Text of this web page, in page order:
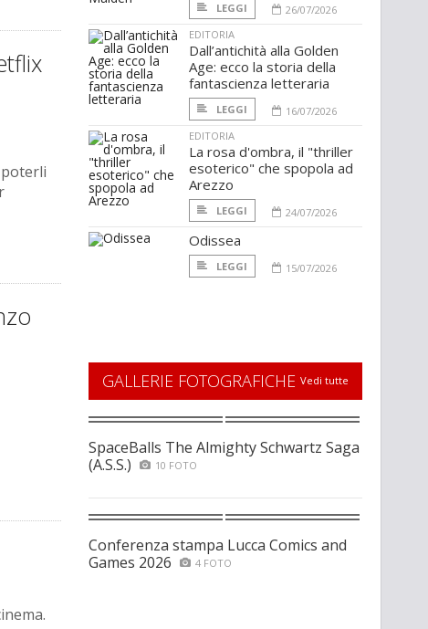
LEGGI
26/07/2026
EDITORIA
Dall’antichità alla Golden
Age: ecco la storia della
fantascienza letteraria
LEGGI
16/07/2026
EDITORIA
La rosa d'ombra, il "thriller
esoterico" che spopola ad
Arezzo
LEGGI 24/07/2026
Odissea
LEGGI 15/07/2026
GALLERIE FOTOGRAFICHE Vedi tutte
SpaceBalls The Almighty Schwartz Saga
(A.S.S.)
10 FOTO
Conferenza stampa Lucca Comics and
Games 2026
4 FOTO